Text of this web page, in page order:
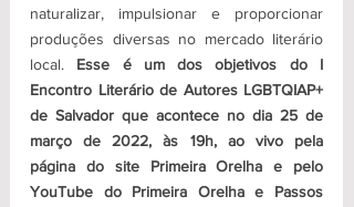
naturalizar, impulsionar e proporcionar
produções diversas no mercado literário
local. Esse é um dos objetivos do I
Encontro Literário de Autores LGBTQIAP+
de Salvador que acontece no dia 25 de
março de 2022, às 19h, ao vivo pela
página do site Primeira Orelha e pelo
YouTube do Primeira Orelha e Passos